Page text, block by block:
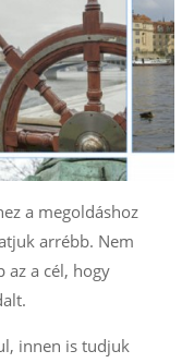
a megoldáshoz
arrébb. Nem
a cél, hogy
innen is tudjuk